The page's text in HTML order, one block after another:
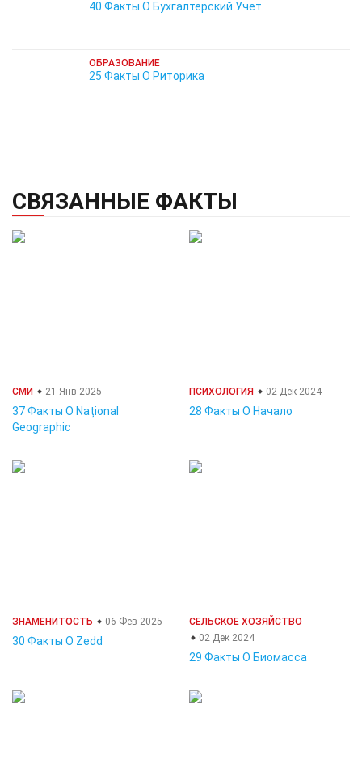
40 Факты О Бухгалтерский Учет
ОБРАЗОВАНИЕ
25 Факты О Риторика
СВЯЗАННЫЕ ФАКТЫ
СМИ 21 Янв 2025
37 Факты О Național
Geographic
ПСИХОЛОГИЯ 02 Дек 2024
28 Факты О Начало
ЗНАМЕНИТОСТЬ 06 Фев 2025
30 Факты О Zedd
СЕЛЬСКОЕ ХОЗЯЙСТВО
02 Дек 2024
29 Факты О Биомасса